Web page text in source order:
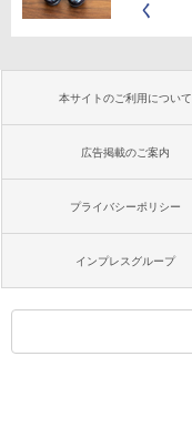
く
本サイトのご利用について
広告掲載のご案内
プライバシーポリシー
インプレスグループ